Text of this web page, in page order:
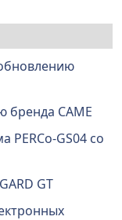
бренда CAME
PERCo-GS04 со
GT